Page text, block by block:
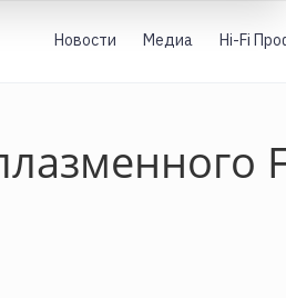
Новости Медиа Hi-Fi